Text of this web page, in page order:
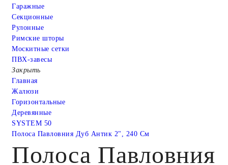
Гаражные
Cекционные
Рулонные
Римские шторы
Москитные сетки
ПВХ-завесы
Закрыть
Главная
Жалюзи
Горизонтальные
Деревянные
SYSTEM 50
Полоса Павловния Дуб Антик 2", 240 См
Полоса Павловния